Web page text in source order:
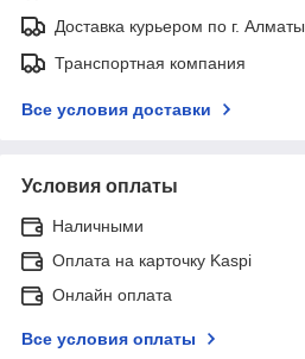
Доставка курьером по г. Алматы
Транспортная компания
Все условия доставки
Условия оплаты
Наличными
Оплата на карточку Kaspi
Онлайн оплата
Все условия оплаты